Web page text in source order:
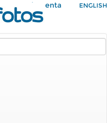
Mi Cuenta ENGLISH